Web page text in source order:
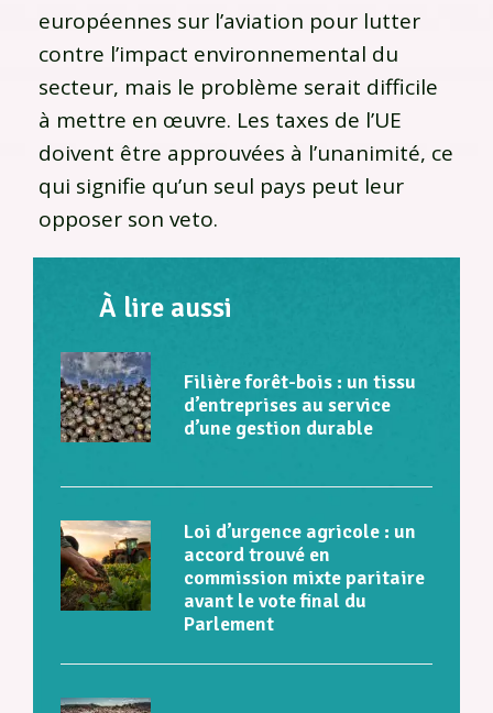
européennes sur l’aviation pour lutter
contre l’impact environnemental du
secteur, mais le problème serait difficile
à mettre en œuvre. Les taxes de l’UE
doivent être approuvées à l’unanimité, ce
qui signifie qu’un seul pays peut leur
opposer son veto.
À lire aussi
Filière forêt-bois : un tissu
d’entreprises au service
d’une gestion durable
Loi d’urgence agricole : un
accord trouvé en
commission mixte paritaire
avant le vote final du
Parlement